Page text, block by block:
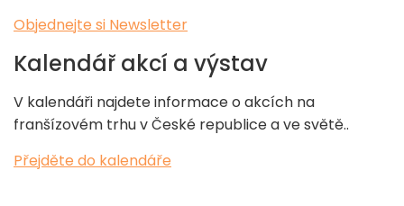
Objednejte si Newsletter
Kalendář akcí a výstav
V kalendáři najdete informace o akcích na
franšízovém trhu v České republice a ve světě..
Přejděte do kalendáře